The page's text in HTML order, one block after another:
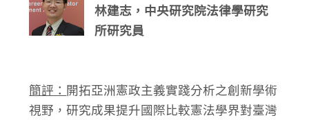
林建志，中央研究院法律學研究
所研究員
簡評： 開拓亞洲憲政主義實踐分析之創新學術
視野，研究成果提升國際比較憲法學界對臺灣